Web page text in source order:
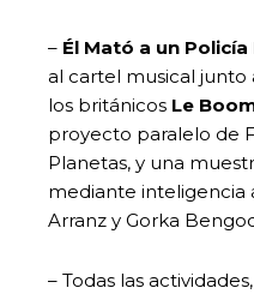
– Él Mató a un
al cartel musical junto
los británicos Le
proyecto paralelo de
Planetas, y una
mediante inteligencia
Arranz y Gorka
– Todas las